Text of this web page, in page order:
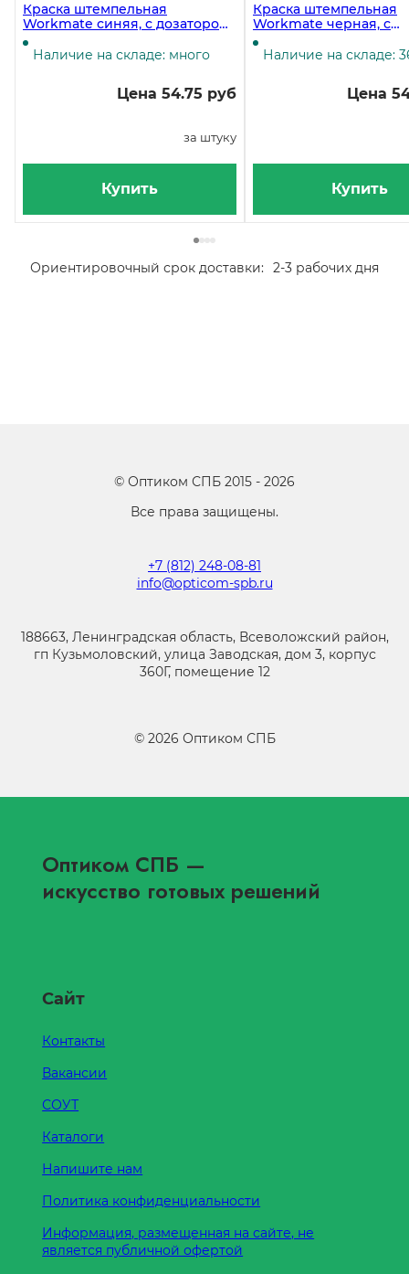
Краска штемпельная
Workmate синяя, с дозатором,
50 мл
Наличие на складе: много
Цена 54.75 руб
за штуку
Купить
Краска штемпельная
Workmate черная, с
дозатором, 50 мл, NEW
Наличие на складе:
Цена
Купить
Ориентировочный срок доставки: 2-3 рабочих дня
© Оптиком СПБ 2015 - 2026
Все права защищены.
+7 (812) 248-08-81
info@opticom-spb.ru
188663, Ленинградская область, Всеволожский район,
гп Кузьмоловский, улица Заводская, дом 3, корпус
360Г, помещение 12
© 2026 Оптиком СПБ
Оптиком СПБ —
искусство готовых решений
Сайт
Контакты
Вакансии
СОУТ
Каталоги
Напишите нам
Политика конфиденциальности
Информация, размещенная на сайте, не
является публичной офертой